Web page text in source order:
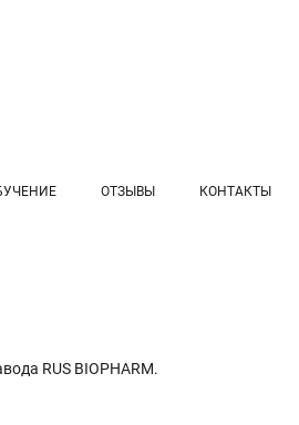
ОТЗЫВЫ КОНТАКТЫ
RUS BIOPHARM.